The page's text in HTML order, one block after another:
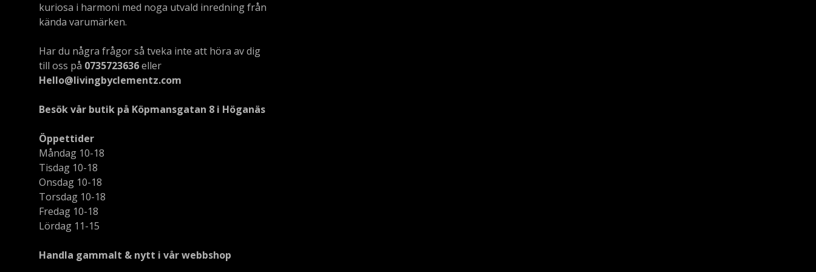
kuriosa i harmoni med noga utvald inredning från
kända varumärken.
Har du några frågor så tveka inte att höra av dig
till oss på 0735723636eller
Hello@livingbyclementz.com
Besök vår butik på Köpmansgatan 8 i Höganäs
Öppettider
Måndag 10-18
Tisdag 10-18
Onsdag 10-18
Torsdag 10-18
Fredag 10-18
Lördag 11-15
Handla gammalt & nytt i vår webbshop